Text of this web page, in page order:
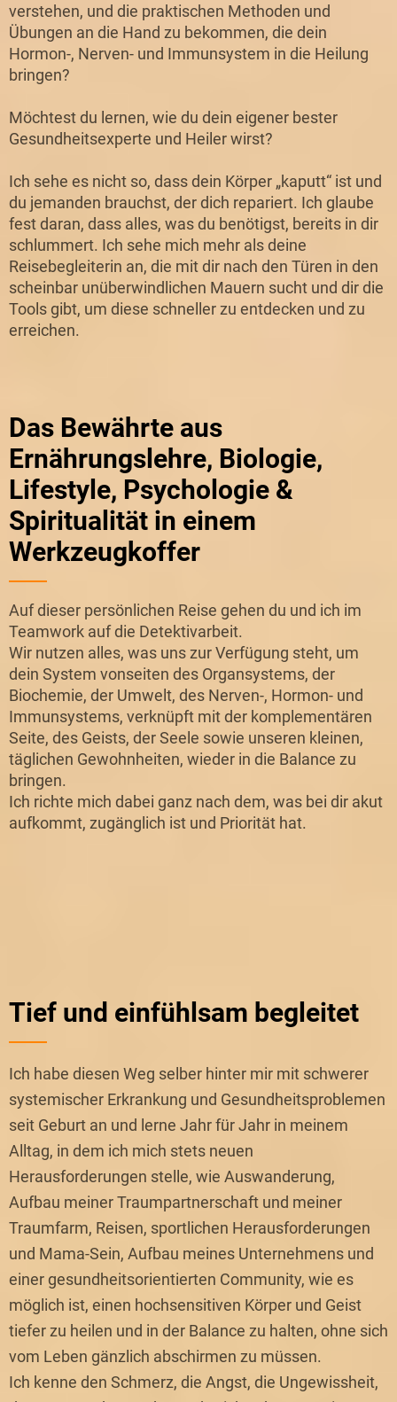
verstehen, und die praktischen Methoden und
Übungen an die Hand zu bekommen, die dein
Hormon-, Nerven- und Immunsystem in die Heilung
bringen?
Möchtest du lernen, wie du dein eigener bester
Gesundheitsexperte und Heiler wirst?
Ich sehe es nicht so, dass dein Körper „kaputt“ ist und
du jemanden brauchst, der dich repariert. Ich glaube
fest daran, dass alles, was du benötigst, bereits in dir
schlummert. Ich sehe mich mehr als deine
Reisebegleiterin an, die mit dir nach den Türen in den
scheinbar unüberwindlichen Mauern sucht und dir die
Tools gibt, um diese schneller zu entdecken und zu
erreichen.
Das Bewährte aus
Ernährungslehre, Biologie,
Lifestyle, Psychologie &
Spiritualität in einem
Werkzeugkoffer
Auf dieser persönlichen Reise gehen du und ich im
Teamwork auf die Detektivarbeit.
Wir nutzen alles, was uns zur Verfügung steht, um
dein System vonseiten des Organsystems, der
Biochemie, der Umwelt, des Nerven-, Hormon- und
Immunsystems, verknüpft mit der komplementären
Seite, des Geists, der Seele sowie unseren kleinen,
täglichen Gewohnheiten, wieder in die Balance zu
bringen.
Ich richte mich dabei ganz nach dem, was bei dir akut
aufkommt, zugänglich ist und Priorität hat.
Tief und einfühlsam begleitet
Ich habe diesen Weg selber hinter mir mit schwerer
systemischer Erkrankung und Gesundheitsproblemen
seit Geburt an und lerne Jahr für Jahr in meinem
Alltag, in dem ich mich stets neuen
Herausforderungen stelle, wie Auswanderung,
Aufbau meiner Traumpartnerschaft und meiner
Traumfarm, Reisen, sportlichen Herausforderungen
und Mama-Sein, Aufbau meines Unternehmens und
einer gesundheitsorientierten Community, wie es
möglich ist, einen hochsensitiven Körper und Geist
tiefer zu heilen und in der Balance zu halten, ohne sich
vom Leben gänzlich abschirmen zu müssen.
Ich kenne den Schmerz, die Angst, die Ungewissheit,